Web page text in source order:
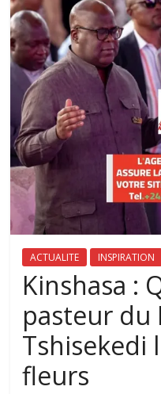
ACTUALITE INSPIRATION
Kinshasa :
pasteur du
Tshisekedi
fleurs ‎‎